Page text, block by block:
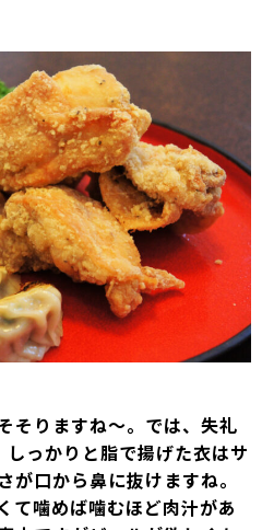
そりますね～。では、失礼
しっかりと脂で揚げた衣はサ
が口から鼻に抜けますね。
て噛めば噛むほど肉汁があ